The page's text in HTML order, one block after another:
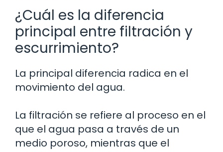
¿Cuál es la diferencia
principal entre filtración y
escurrimiento?
La principal diferencia radica en el
movimiento del agua.
La filtración se refiere al proceso en el
que el agua pasa a través de un
medio poroso, mientras que el